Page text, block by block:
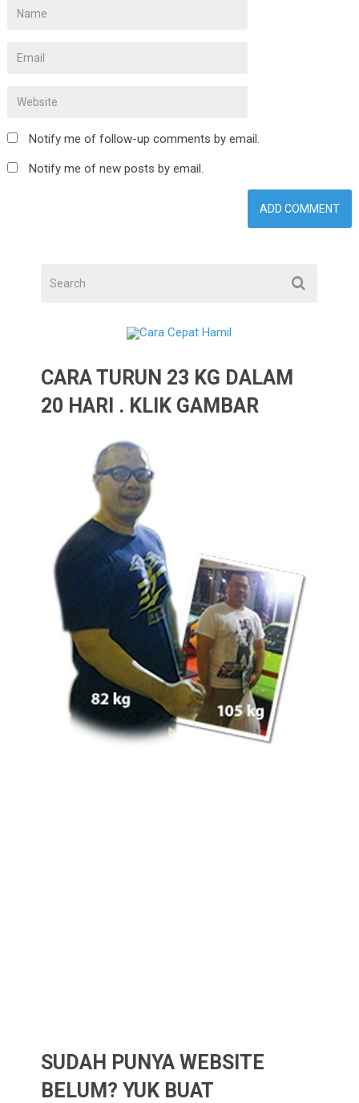
Notify me of follow-up comments by email.
Notify me of new posts by email.
CARA TURUN 23 KG DALAM
20 HARI . KLIK GAMBAR
SUDAH PUNYA WEBSITE
BELUM? YUK BUAT